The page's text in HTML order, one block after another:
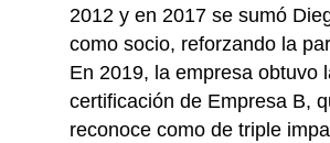
2012 y en 2017 se sumó
como socio, reforzando la
En 2019, la empresa obtuvo
certificación de Empresa B,
reconoce como de triple